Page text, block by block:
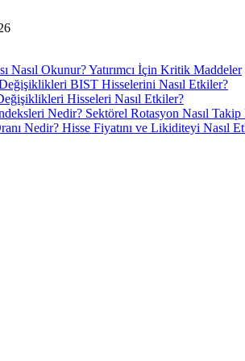
Nasıl Okunur? Yatırımcı İçin Kritik Maddeler
BIST Hisselerini Nasıl Etkiler?
Hisseleri Nasıl Etkiler?
Nedir? Sektörel Rotasyon Nasıl
Nedir? Hisse Fiyatını ve Likiditeyi Nasıl